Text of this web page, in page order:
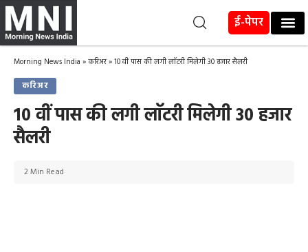
ई-पेपर
Morning News India »करिअर»10 वीं पास की लगी लाॅटरी मिलेगी 30 हजार सैलरी
करिअर
10 वीं पास की लगी लाॅटरी मिलेगी 30 हजार
सैलरी
2 Min Read